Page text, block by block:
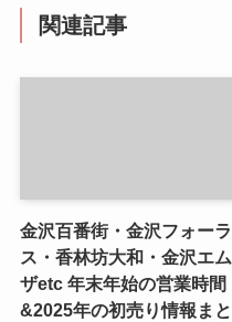
関連記事
金沢百番街・金沢フォーラ
ス・香林坊大和・金沢エム
ザetc 年末年始の営業時間
&2025年の初売り情報まと